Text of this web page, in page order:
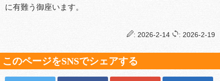
に有難う御座います。
: 2026-2-14 : 2026-2-19
このページをSNSでシェアする